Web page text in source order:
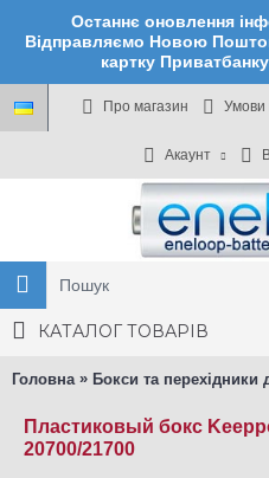
Останнє оновлення
Відправляємо Новою
картку
Про магазин Умови
Акаунт
КАТАЛОГ ТОВАРІВ
Головна » Бокси та перехідники
Пластиковый бокс
20700/21700